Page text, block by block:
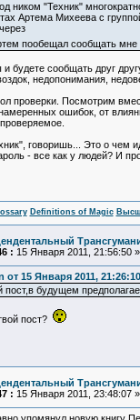
ником "Техник"
Артема Михеева с
пообещал сообщать мне
и будете сообщать друг
недопонимания,
проверки. Посмотрим
ошибок, от
говоришь... Это о чем
- все как у людей? И
Definitions of Magic
: 15 Января 2011, 21:56:50 »
от 15 Января 2011, 21:26:10
пост,в будущем
пост?
: 15 Января 2011, 23:48:07 »